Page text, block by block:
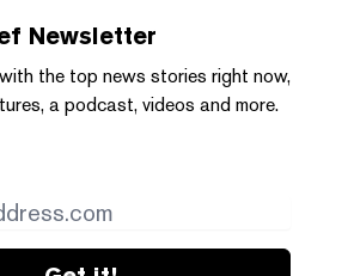
Newsletter
the top news stories right now,
a podcast, videos and more.